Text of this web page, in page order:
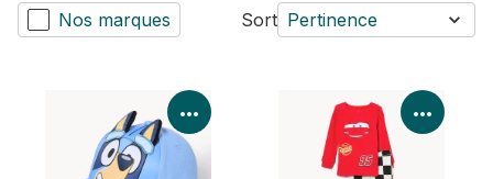
Nos marques Sort Pertinence
Voir les détails du produit Voir